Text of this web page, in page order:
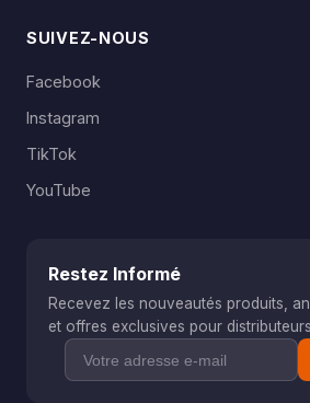
SUIVEZ-NOUS
Facebook
Instagram
TikTok
YouTube
Restez Informé
Recevez les nouveautés produits,
et offres exclusives pour